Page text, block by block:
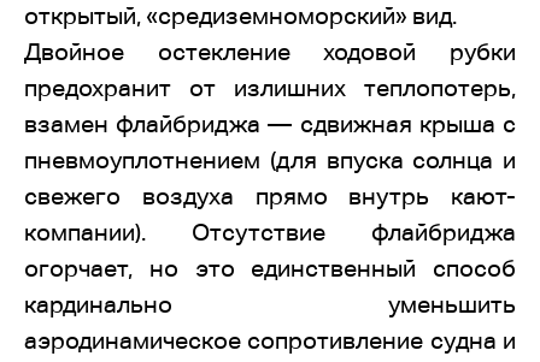
открытый, «средиземноморский» вид.
Двойное остекление ходовой рубки
предохранит от излишних теплопотерь,
взамен флайбриджа — сдвижная крыша с
пневмоуплотнением (для впуска солнца и
свежего воздуха прямо внутрь кают-
компании). Отсутствие флайбриджа
огорчает, но это единственный способ
кардинально уменьшить
аэродинамическое сопротивление судна и